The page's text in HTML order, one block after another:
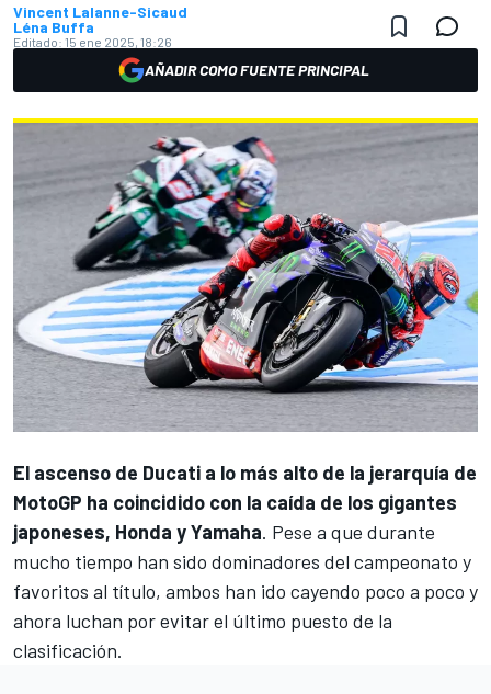
Vincent Lalanne-Sicaud
Léna Buffa
Editado: 15 ene 2025, 18:26
AÑADIR COMO FUENTE PRINCIPAL
El ascenso de Ducati a lo más alto de la jerarquía de
MotoGP ha coincidido con la caída de los gigantes
japoneses, Honda yYamaha. Pese a que durante
mucho tiempo han sido dominadores del campeonato y
favoritos al título, ambos han ido cayendo poco a poco y
ahora luchan por evitar el último puesto de la
clasificación.